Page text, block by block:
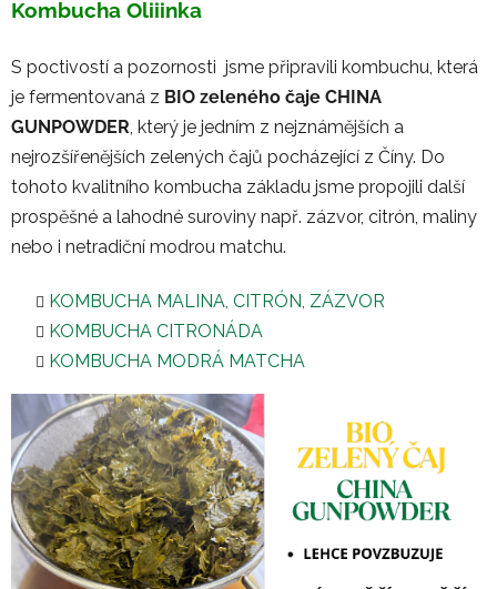
Kombucha Oliiinka
S poctivostí a pozornosti jsme připravili kombuchu, která
je fermentovaná z BIO zeleného čaje CHINA
GUNPOWDER, který je jedním z nejznámějších a
nejrozšířenějších zelených čajů pocházející z Číny. Do
tohoto kvalitního kombucha základu jsme propojili další
prospěšné a lahodné suroviny např. zázvor, citrón, maliny
nebo i netradiční modrou matchu.
KOMBUCHA MALINA, CITRÓN, ZÁZVOR
KOMBUCHA CITRONÁDA
KOMBUCHA MODRÁ MATCHA